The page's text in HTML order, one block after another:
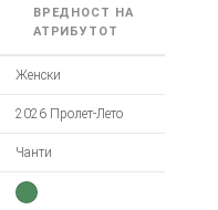
ВРЕДНОСТ НА
АТРИБУТОТ
Женски
2026 Пролет-Лето
Чанти